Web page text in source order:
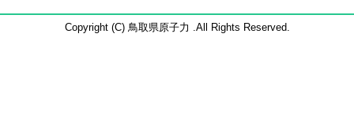
Copyright (C) 鳥取県原子力 .All Rights Reserved.